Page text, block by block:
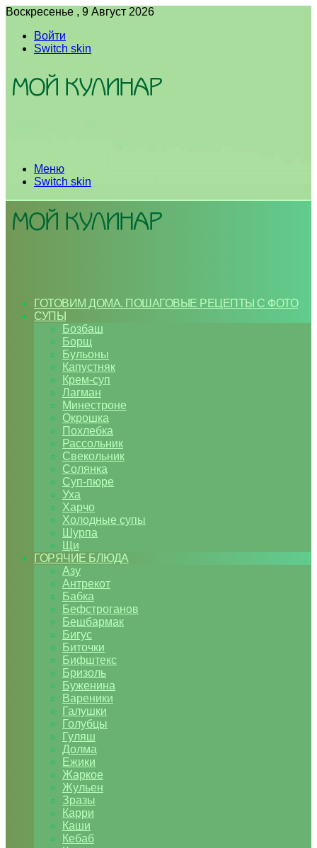
Воскресенье , 9 Август 2026
Войти
Switch skin
Меню
Switch skin
ГОТОВИМ ДОМА. ПОШАГОВЫЕ РЕЦЕПТЫ С ФОТО
СУПЫ
Бозбаш
Борщ
Бульоны
Капустняк
Крем-суп
Лагман
Минестроне
Окрошка
Похлебка
Рассольник
Свекольник
Солянка
Суп-пюре
Уха
Харчо
Холодные супы
Шурпа
Щи
ГОРЯЧИЕ БЛЮДА
Азу
Антрекот
Бабка
Бефстроганов
Бешбармак
Бигус
Биточки
Бифштекс
Бризоль
Буженина
Вареники
Галушки
Голубцы
Гуляш
Долма
Ежики
Жаркое
Жульен
Зразы
Карри
Каши
Кебаб